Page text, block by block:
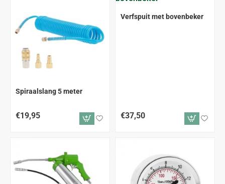
Spiraalslang 5 meter
€19,95
Verfspuit met bovenbeker
€37,50